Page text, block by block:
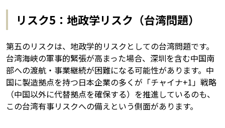
リスク5：地政学リスク（台湾問題）
第五のリスクは、地政学的リスクとしての台湾問題です。
台湾海峡の軍事的緊張が高まった場合、深圳を含む中国南
部への渡航・事業継続が困難になる可能性があります。中
国に製造拠点を持つ日本企業の多くが「チャイナ+1」戦略
（中国以外に代替拠点を確保する）を推進しているのも、
この台湾有事リスクへの備えという側面があります。